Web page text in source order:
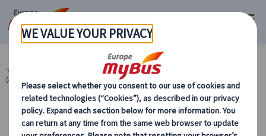
マイバス・ヨーロッパ イギリス (48) ロンドン (48)
(40)
カテゴリーから探す